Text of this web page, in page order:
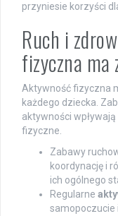
przyniesie korzyści
Ruch i
fizyczna ma
Aktywność fizyczna
każdego dziecka.
aktywności
fizyczne.
Zabawy
koordynację i
ich ogólnego
Regularne
samopoczucie